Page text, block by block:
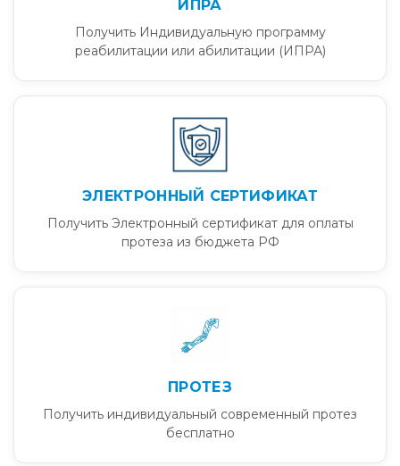
ИПРА
Получить Индивидуальную программу
реабилитации или абилитации (ИПРА)
ЭЛЕКТРОННЫЙ СЕРТИФИКАТ
Получить Электронный сертификат для оплаты
протеза из бюджета РФ
ПРОТЕЗ
Получить индивидуальный современный протез
бесплатно